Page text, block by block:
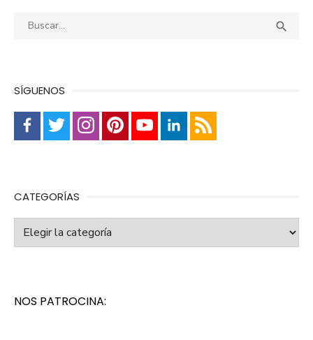
Buscar: 
SÍGUENOS
CATEGORÍAS
Categorías
NOS PATROCINA: